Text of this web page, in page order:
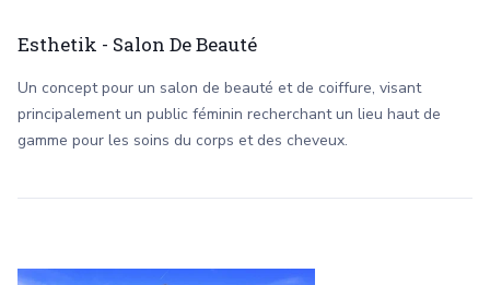
Esthetik - Salon De Beauté
Un concept pour un salon de beauté et de coiffure, visant
principalement un public féminin recherchant un lieu haut de
gamme pour les soins du corps et des cheveux.